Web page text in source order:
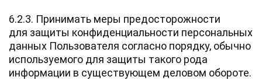
6.2.3. Принимать меры предосторожности
для защиты конфиденциальности персональных
данных Пользователя согласно порядку, обычно
используемого для защиты такого рода
информации в существующем деловом обороте.